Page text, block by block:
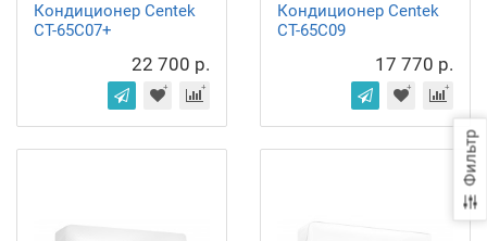
Фильтр
Кондиционер Centek
CT-65C07+
22 700 р.
Кондиционер Centek
CT-65C09
17 770 р.